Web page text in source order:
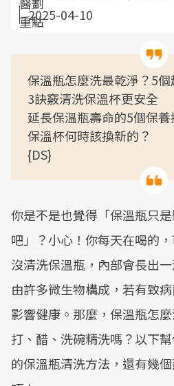
2025-04-10
保溫瓶怎麼洗最乾淨？5
3訣竅清洗保溫杯更安全
延長保溫瓶壽命的5個保
保溫杯何時該換新的？
{DS}
你是不是也覺得「保溫瓶只
吧」？小心！你每天在喝的
沒清洗保溫瓶，內部會長出
由許多微生物構成，若有致
影響健康。那麼，保溫瓶怎
打、醋、洗碗精洗嗎？以下
的保溫瓶清洗方法，還有幾